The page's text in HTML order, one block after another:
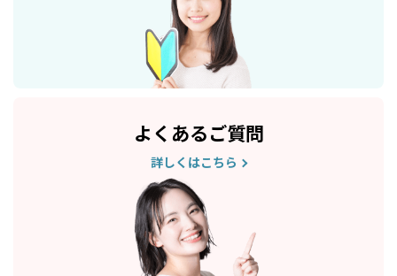
よくあるご質問
詳しくはこちら